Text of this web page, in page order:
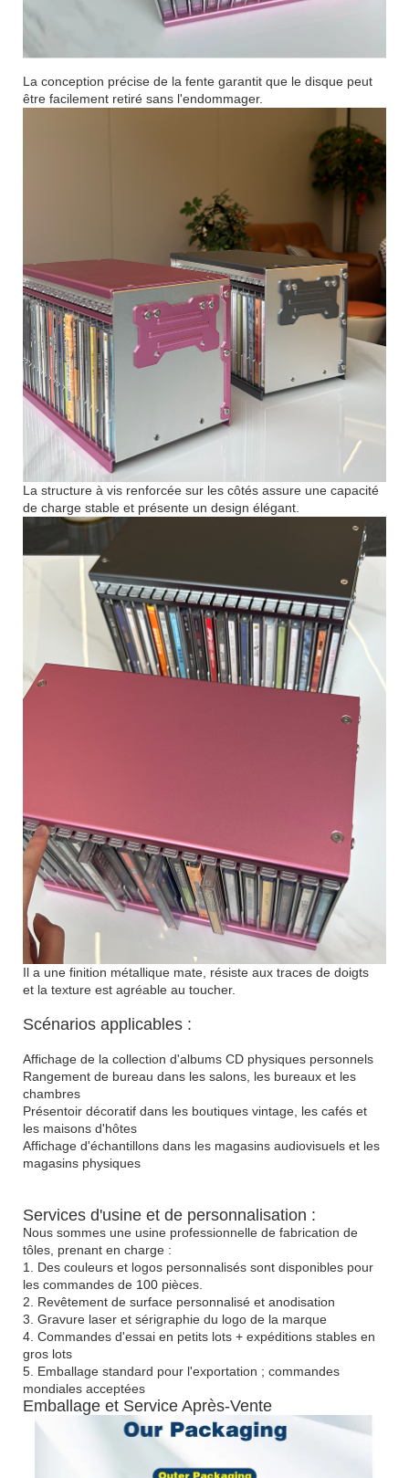
La conception précise de la fente garantit que le disque peut
être facilement retiré sans l'endommager.
La structure à vis renforcée sur les côtés assure une capacité
de charge stable et présente un design élégant.
Il a une finition métallique mate, résiste aux traces de doigts
et la texture est agréable au toucher.
Scénarios applicables :
Affichage de la collection d'albums CD physiques personnels
Rangement de bureau dans les salons, les bureaux et les
chambres
Présentoir décoratif dans les boutiques vintage, les cafés et
les maisons d'hôtes
Affichage d'échantillons dans les magasins audiovisuels et les
magasins physiques
Services d'usine et de personnalisation :
Nous sommes une usine professionnelle de fabrication de
tôles, prenant en charge :
1. Des couleurs et logos personnalisés sont disponibles pour
les commandes de 100 pièces.
2. Revêtement de surface personnalisé et anodisation
3. Gravure laser et sérigraphie du logo de la marque
4. Commandes d'essai en petits lots + expéditions stables en
gros lots
5. Emballage standard pour l'exportation ; commandes
mondiales acceptées
Emballage et Service Après-Vente